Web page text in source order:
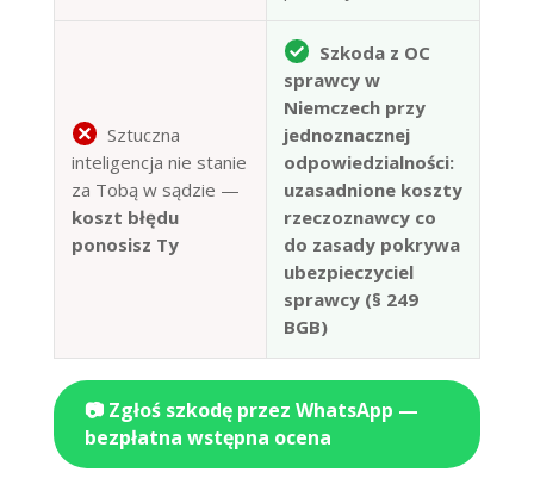
Sztuczna
inteligencja nie stanie
za Tobą w sądzie —
koszt błędu
ponosisz Ty
Szkoda z OC
sprawcy w
Niemczech przy
jednoznacznej
odpowiedzialności:
uzasadnione koszty
rzeczoznawcy co
do zasady pokrywa
ubezpieczyciel
sprawcy (§ 249
BGB)
📷 Zgłoś szkodę przez WhatsApp —
bezpłatna wstępna ocena